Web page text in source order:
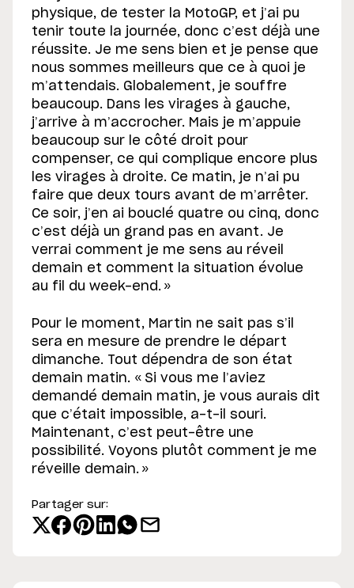
physique, de tester la MotoGP, et j’ai pu
tenir toute la journée, donc c’est déjà une
réussite. Je me sens bien et je pense que
nous sommes meilleurs que ce à quoi je
m’attendais. Globalement, je souffre
beaucoup. Dans les virages à gauche,
j’arrive à m’accrocher. Mais je m’appuie
beaucoup sur le côté droit pour
compenser, ce qui complique encore plus
les virages à droite. Ce matin, je n’ai pu
faire que deux tours avant de m’arrêter.
Ce soir, j’en ai bouclé quatre ou cinq, donc
c’est déjà un grand pas en avant. Je
verrai comment je me sens au réveil
demain et comment la situation évolue
au fil du week-end. »
Pour le moment, Martin ne sait pas s’il
sera en mesure de prendre le départ
dimanche. Tout dépendra de son état
demain matin. « Si vous me l’aviez
demandé demain matin, je vous aurais dit
que c’était impossible, a-t-il souri.
Maintenant, c’est peut-être une
possibilité. Voyons plutôt comment je me
réveille demain. »
Partager sur: